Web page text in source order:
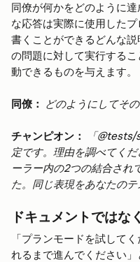
同僚が何かをどのように
な応答は実際に使用した
書くことができるどんな
の問題に対して実行する
動できるものを与えます。
同僚： どのようにしてそ
チャンピオン：
「
定です。理由を調べてく
ーラー内の2つの結合され
た。同じ表現をあなたのテ
ドキュメントではな
「プランモードを試して
れるまで進んでください